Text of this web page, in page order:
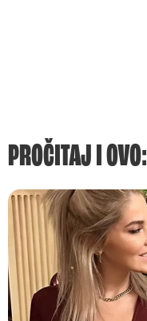
PROČITAJ I OVO: